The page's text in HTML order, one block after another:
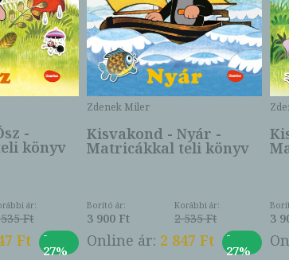
-
könyv
ár:
Ft
Ft
-
27%
Zdenek Miler
Kisvakond - Nyár -
Matricákkal teli könyv
Borító ár:
3 900 Ft
Korábbi ár:
2 535 Ft
Online ár: 2 847 Ft
-
27%
3